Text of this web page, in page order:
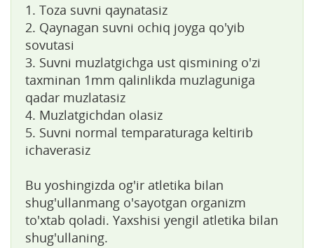
1. Toza suvni qaynatasiz
2. Qaynagan suvni ochiq joyga qo'yib
sovutasi
3. Suvni muzlatgichga ust qismining o'zi
taxminan 1mm qalinlikda muzlaguniga
qadar muzlatasiz
4. Muzlatgichdan olasiz
5. Suvni normal temparaturaga keltirib
ichaverasiz
Bu yoshingizda og'ir atletika bilan
shug'ullanmang o'sayotgan organizm
to'xtab qoladi. Yaxshisi yengil atletika bilan
shug'ullaning.